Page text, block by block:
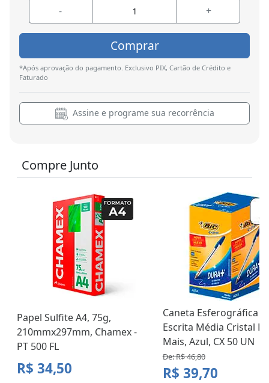
- +
Comprar
*Após aprovação do pagamento. Exclusivo PIX, Cartão de Crédito e
Faturado
Assine e programe sua recorrência
Compre Junto
Papel Sulfite A4, 75g,
210mmx297mm, Chamex -
PT 500 FL
R$ 34,50
Caneta Esferográfica
Escrita Média Cristal
Mais, Azul, CX 50 UN
De: R$ 46,80
R$ 39,70